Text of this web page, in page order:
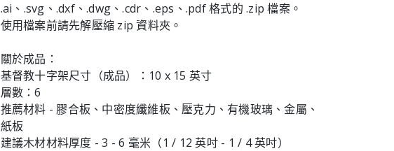
.ai、.svg、.dxf、.dwg、.cdr、.eps、.pdf 格式的 .zip 檔案。
使用檔案前請先解壓縮 zip 資料夾。
關於成品：
基督教十字架尺寸（成品）：10 x 15 英寸
層數：6
推薦材料 - 膠合板、中密度纖維板、壓克力、有機玻璃、金屬、
紙板
建議木材材料厚度 - 3 - 6 毫米（1 / 12 英吋 - 1 / 4 英吋）